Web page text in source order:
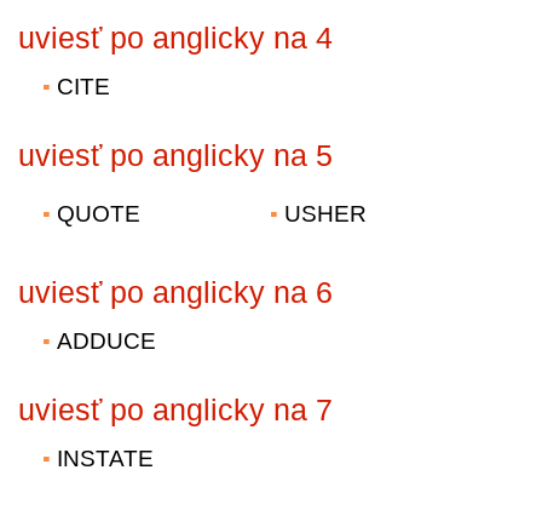
uviesť po anglicky na 4
CITE
uviesť po anglicky na 5
QUOTE USHER
uviesť po anglicky na 6
ADDUCE
uviesť po anglicky na 7
INSTATE